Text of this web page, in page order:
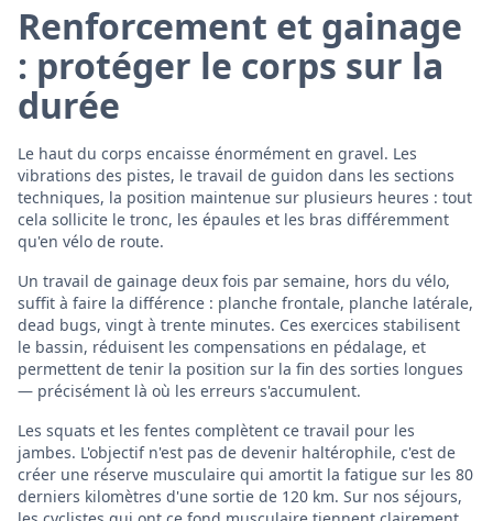
Renforcement et gainage
: protéger le corps sur la
durée
Le haut du corps encaisse énormément en gravel. Les
vibrations des pistes, le travail de guidon dans les sections
techniques, la position maintenue sur plusieurs heures : tout
cela sollicite le tronc, les épaules et les bras différemment
qu'en vélo de route.
Un travail de gainage deux fois par semaine, hors du vélo,
suffit à faire la différence : planche frontale, planche latérale,
dead bugs, vingt à trente minutes. Ces exercices stabilisent
le bassin, réduisent les compensations en pédalage, et
permettent de tenir la position sur la fin des sorties longues
— précisément là où les erreurs s'accumulent.
Les squats et les fentes complètent ce travail pour les
jambes. L'objectif n'est pas de devenir haltérophile, c'est de
créer une réserve musculaire qui amortit la fatigue sur les 80
derniers kilomètres d'une sortie de 120 km. Sur nos séjours,